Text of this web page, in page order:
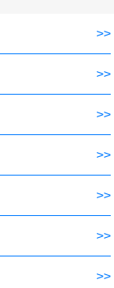
>>
>>
>>
>>
>>
>>
>>